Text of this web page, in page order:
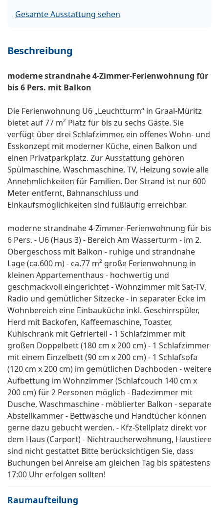
Gesamte Ausstattung sehen
Beschreibung
moderne strandnahe 4-Zimmer-Ferienwohnung für
bis 6 Pers. mit Balkon
Die Ferienwohnung U6 „Leuchtturm“ in Graal-Müritz
bietet auf 77 m² Platz für bis zu sechs Gäste. Sie
verfügt über drei Schlafzimmer, ein offenes Wohn- und
Esskonzept mit moderner Küche, einen Balkon und
einen Privatparkplatz. Zur Ausstattung gehören
Spülmaschine, Waschmaschine, TV, Heizung sowie alle
Annehmlichkeiten für Familien. Der Strand ist nur 600
Meter entfernt, Bahnanschluss und
Einkaufsmöglichkeiten sind fußläufig erreichbar.
moderne strandnahe 4-Zimmer-Ferienwohnung für bis
6 Pers. - U6 (Haus 3) - Bereich Am Wasserturm - im 2.
Obergeschoss mit Balkon - ruhige und strandnahe
Lage (ca.600 m) - ca.77 m² große Ferienwohnung in
kleinen Appartementhaus - hochwertig und
geschmackvoll eingerichtet - Wohnzimmer mit Sat-TV,
Radio und gemütlicher Sitzecke - in separater Ecke im
Wohnbereich eine Einbauküche inkl. Geschirrspüler,
Herd mit Backofen, Kaffeemaschine, Toaster,
Kühlschrank mit Gefrierteil - 1 Schlafzimmer mit
großen Doppelbett (180 cm x 200 cm) - 1 Schlafzimmer
mit einem Einzelbett (90 cm x 200 cm) - 1 Schlafsofa
(120 cm x 200 cm) im gemütlichen Dachboden - weitere
Aufbettung im Wohnzimmer (Schlafcouch 140 cm x
200 cm) für 2 Personen möglich - Badezimmer mit
Dusche, Waschmaschine - möblierter Balkon - separate
Abstellkammer - Bettwäsche und Handtücher können
gerne dazu gebucht werden. - Kfz-Stellplatz direkt vor
dem Haus (Carport) - Nichtraucherwohnung, Haustiere
sind nicht gestattet Bitte berücksichtigen Sie, dass
Buchungen bei Anreise am gleichen Tag bis spätestens
17:00 Uhr erfolgen sollten!
Raumaufteilung